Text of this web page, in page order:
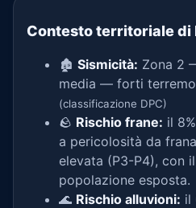
Contesto territoriale di
🏚️ Sismicità: Zona 2
media — forti
(classificazione DPC)
🪨 Rischio frane: il
a pericolosità da
elevata (P3-P4), con
popolazione esposta.
🌊 Rischio alluvioni: il